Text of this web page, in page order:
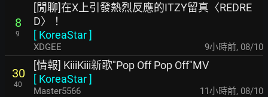
8
9
[閒聊]在X上引發熱烈反應的ITZY留真〈REDRE
D〉！
[ KoreaStar]
XDGEE 9小時前, 08/10
30
40
[情報] KiiiKiii新歌"Pop Off Pop Off"MV
[ KoreaStar]
Master5566 11小時前, 08/10